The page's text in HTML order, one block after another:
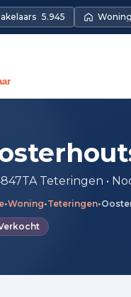
5.945
Teteringen •
•Woning•Teteringen•